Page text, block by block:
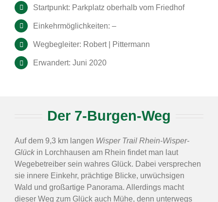
Startpunkt: Parkplatz oberhalb vom Friedhof
Einkehrmöglichkeiten: –
Wegbegleiter: Robert | Pittermann
Erwandert: Juni 2020
Der 7-Burgen-Weg
Auf dem 9,3 km langen Wisper Trail Rhein-Wisper-
Glückin Lorchhausen am Rhein findet man laut
Wegebetreiber sein wahres Glück. Dabei versprechen
sie innere Einkehr, prächtige Blicke, urwüchsigen
Wald und großartige Panorama. Allerdings macht
dieser Weg zum Glück auch Mühe, denn unterwegs